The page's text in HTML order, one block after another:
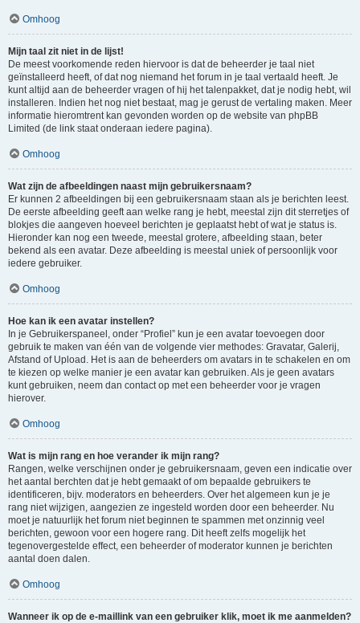
Omhoog
Mijn taal zit niet in de lijst!
De meest voorkomende reden hiervoor is dat de beheerder je taal niet
geïnstalleerd heeft, of dat nog niemand het forum in je taal vertaald heeft. Je
kunt altijd aan de beheerder vragen of hij het talenpakket, dat je nodig hebt, wil
installeren. Indien het nog niet bestaat, mag je gerust de vertaling maken. Meer
informatie hieromtrent kan gevonden worden op de website van phpBB
Limited (de link staat onderaan iedere pagina).
Omhoog
Wat zijn de afbeeldingen naast mijn gebruikersnaam?
Er kunnen 2 afbeeldingen bij een gebruikersnaam staan als je berichten leest.
De eerste afbeelding geeft aan welke rang je hebt, meestal zijn dit sterretjes of
blokjes die aangeven hoeveel berichten je geplaatst hebt of wat je status is.
Hieronder kan nog een tweede, meestal grotere, afbeelding staan, beter
bekend als een avatar. Deze afbeelding is meestal uniek of persoonlijk voor
iedere gebruiker.
Omhoog
Hoe kan ik een avatar instellen?
In je Gebruikerspaneel, onder “Profiel” kun je een avatar toevoegen door
gebruik te maken van één van de volgende vier methodes: Gravatar, Galerij,
Afstand of Upload. Het is aan de beheerders om avatars in te schakelen en om
te kiezen op welke manier je een avatar kan gebruiken. Als je geen avatars
kunt gebruiken, neem dan contact op met een beheerder voor je vragen
hierover.
Omhoog
Wat is mijn rang en hoe verander ik mijn rang?
Rangen, welke verschijnen onder je gebruikersnaam, geven een indicatie over
het aantal berchten dat je hebt gemaakt of om bepaalde gebruikers te
identificeren, bijv. moderators en beheerders. Over het algemeen kun je je
rang niet wijzigen, aangezien ze ingesteld worden door een beheerder. Nu
moet je natuurlijk het forum niet beginnen te spammen met onzinnig veel
berichten, gewoon voor een hogere rang. Dit heeft zelfs mogelijk het
tegenovergestelde effect, een beheerder of moderator kunnen je berichten
aantal doen dalen.
Omhoog
Wanneer ik op de e-maillink van een gebruiker klik, moet ik me aanmelden?